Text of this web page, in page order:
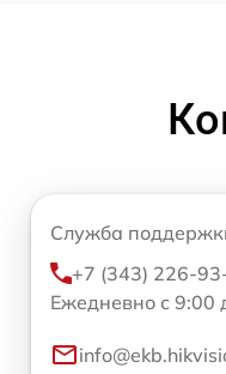
Служба
+7 (343) 226-
Ежедневно с 9:00